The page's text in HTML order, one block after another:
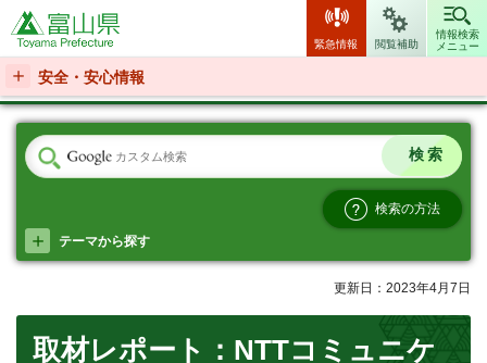
富山県
緊急情報 閲覧補助
情報検索
メニュー
安全・安心情報
検索の方法
テーマから探す
更新日：2023年4月7日
取材レポート：NTTコミュニケ